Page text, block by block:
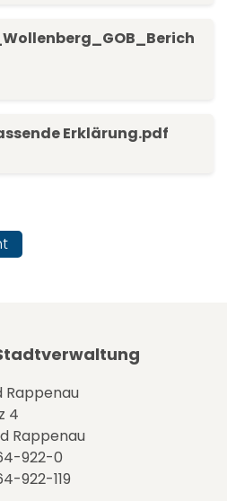
Erklärung.pdf
Rappenau
4
Rappenau
922-0
922-119